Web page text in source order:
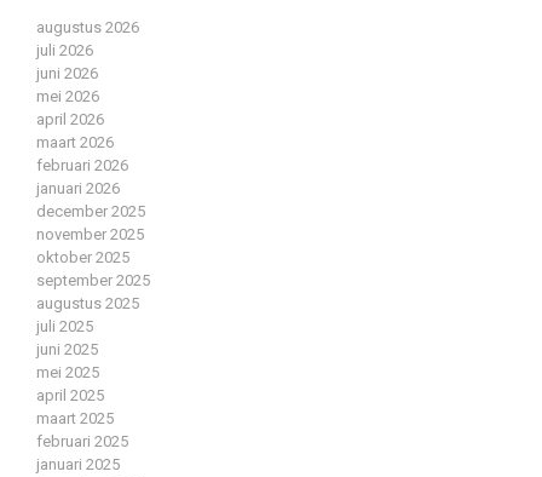
augustus 2026
juli 2026
juni 2026
mei 2026
april 2026
maart 2026
februari 2026
januari 2026
december 2025
november 2025
oktober 2025
september 2025
augustus 2025
juli 2025
juni 2025
mei 2025
april 2025
maart 2025
februari 2025
januari 2025